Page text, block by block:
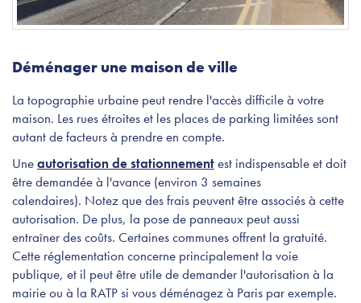
Déménager une maison de ville
La topographie urbaine peut rendre l'accès difficile à votre
maison. Les rues étroites et les places de parking limitées sont
autant de facteurs à prendre en compte.
Uneautorisation de stationnementest indispensable et doit
être demandée à l'avance (environ 3 semaines
calendaires). Notez que des frais peuvent être associés à cette
autorisation. De plus, la pose de panneaux peut aussi
entraîner des coûts. Certaines communes offrent la gratuité.
Cette réglementation concerne principalement la voie
publique, et il peut être utile de demander l'autorisation à la
mairie ou à la RATP si vous déménagez à Paris par exemple.